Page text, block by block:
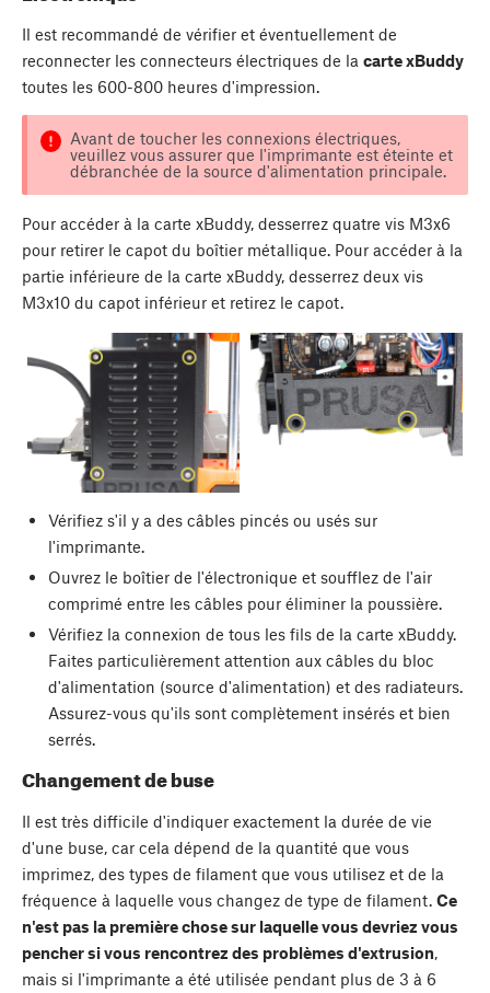
Il est recommandé de vérifier et éventuellement de
reconnecter les connecteurs électriques de la carte xBuddy
toutes les 600-800 heures d'impression.
Avant de toucher les connexions électriques,
veuillez vous assurer que l'imprimante est éteinte et
débranchée de la source d'alimentation principale.
Pour accéder à la carte xBuddy, desserrez quatre vis M3x6
pour retirer le capot du boîtier métallique. Pour accéder à la
partie inférieure de la carte xBuddy, desserrez deux vis
M3x10 du capot inférieur et retirez le capot.
Vérifiez s'il y a des câbles pincés ou usés sur
l'imprimante.
Ouvrez le boîtier de l'électronique et soufflez de l'air
comprimé entre les câbles pour éliminer la poussière.
Vérifiez la connexion de tous les fils de la carte xBuddy.
Faites particulièrement attention aux câbles du bloc
d'alimentation (source d'alimentation) et des radiateurs.
Assurez-vous qu'ils sont complètement insérés et bien
serrés.
Changement de buse
Il est très difficile d'indiquer exactement la durée de vie
d'une buse, car cela dépend de la quantité que vous
imprimez, des types de filament que vous utilisez et de la
fréquence à laquelle vous changez de type de filament. Ce
n'est pas la première chose sur laquelle vous devriez vous
pencher si vous rencontrez des problèmes d'extrusion,
mais si l'imprimante a été utilisée pendant plus de 3 à 6